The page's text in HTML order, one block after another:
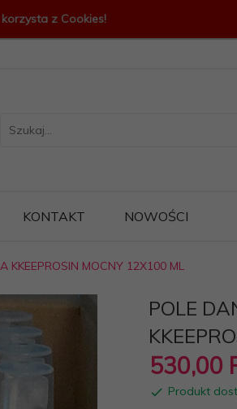
z Cookies!
KONTAKT NOWOŚCI
KKEEPROSIN MOCNY 12X100 ML
POLE
530,00
Produkt